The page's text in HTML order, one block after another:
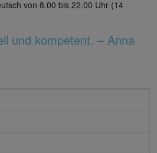
von 8.00 bis 22.00 Uhr (14
und kompetent. – Anna